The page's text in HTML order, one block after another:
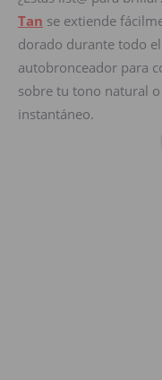
Tan se extiende
dorado durante todo
autobronceador para
sobre tu tono natural
instantáneo.